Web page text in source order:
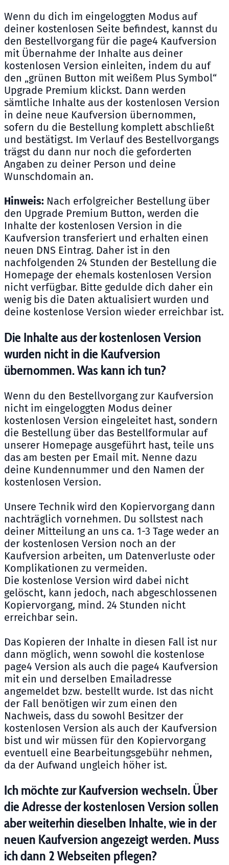
Wenn du dich im eingeloggten Modus auf
deiner kostenlosen Seite befindest, kannst du
den Bestellvorgang für die page4 Kaufversion
mit Übernahme der Inhalte aus deiner
kostenlosen Version einleiten, indem du auf
den „grünen Button mit weißem Plus Symbol“
Upgrade Premium klickst. Dann werden
sämtliche Inhalte aus der kostenlosen Version
in deine neue Kaufversion übernommen,
sofern du die Bestellung komplett abschließt
und bestätigst. Im Verlauf des Bestellvorgangs
trägst du dann nur noch die geforderten
Angaben zu deiner Person und deine
Wunschdomain an.
Hinweis: Nach erfolgreicher Bestellung über
den Upgrade Premium Button, werden die
Inhalte der kostenlosen Version in die
Kaufversion transferiert und erhalten einen
neuen DNS Eintrag. Daher ist in den
nachfolgenden 24 Stunden der Bestellung die
Homepage der ehemals kostenlosen Version
nicht verfügbar. Bitte gedulde dich daher ein
wenig bis die Daten aktualisiert wurden und
deine kostenlose Version wieder erreichbar ist.
Die Inhalte aus der kostenlosen Version
wurden nicht in die Kaufversion
übernommen. Was kann ich tun?
Wenn du den Bestellvorgang zur Kaufversion
nicht im eingeloggten Modus deiner
kostenlosen Version eingeleitet hast, sondern
die Bestellung über das Bestellformular auf
unserer Homepage ausgeführt hast, teile uns
das am besten per Email mit. Nenne dazu
deine Kundennummer und den Namen der
kostenlosen Version.
Unsere Technik wird den Kopiervorgang dann
nachträglich vornehmen. Du sollstest nach
deiner Mitteilung an uns ca. 1-3 Tage weder an
der kostenlosen Version noch an der
Kaufversion arbeiten, um Datenverluste oder
Komplikationen zu vermeiden.
Die kostenlose Version wird dabei nicht
gelöscht, kann jedoch, nach abgeschlossenen
Kopiervorgang, mind. 24 Stunden nicht
erreichbar sein.
Das Kopieren der Inhalte in diesen Fall ist nur
dann möglich, wenn sowohl die kostenlose
page4 Version als auch die page4 Kaufversion
mit ein und derselben Emailadresse
angemeldet bzw. bestellt wurde. Ist das nicht
der Fall benötigen wir zum einen den
Nachweis, dass du sowohl Besitzer der
kostenlosen Version als auch der Kaufversion
bist und wir müssen für den Kopiervorgang
eventuell eine Bearbeitungsgebühr nehmen,
da der Aufwand ungleich höher ist.
Ich möchte zur Kaufversion wechseln. Über
die Adresse der kostenlosen Version sollen
aber weiterhin dieselben Inhalte, wie in der
neuen Kaufversion angezeigt werden. Muss
ich dann 2 Webseiten pflegen?